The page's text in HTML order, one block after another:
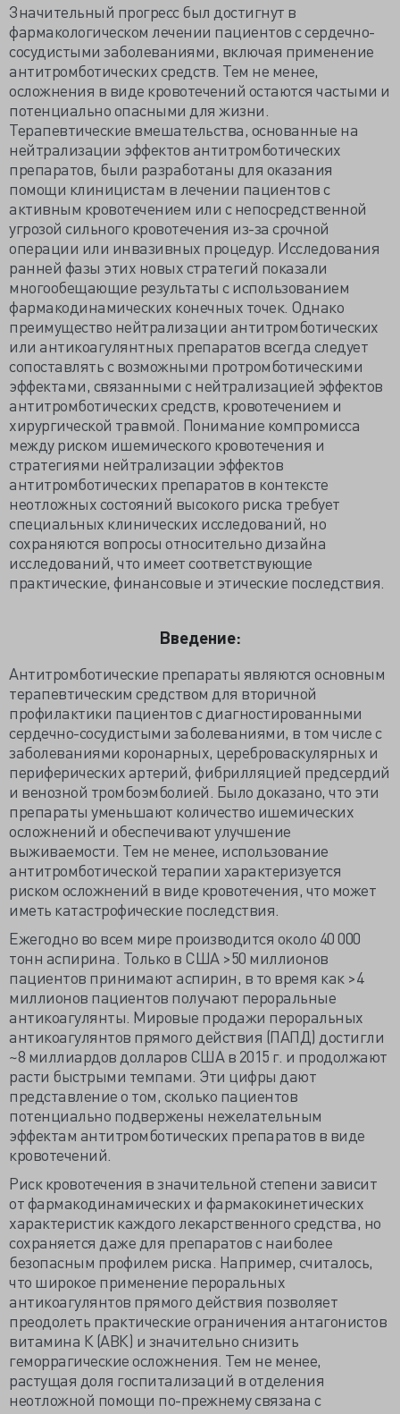
Значительный прогресс был достигнут в
фармакологическом лечении пациентов с сердечно-
сосудистыми заболеваниями, включая применение
антитромботических средств. Тем не менее,
осложнения в виде кровотечений остаются частыми и
потенциально опасными для жизни.
Терапевтические вмешательства, основанные на
нейтрализации эффектов антитромботических
препаратов, были разработаны для оказания
помощи клиницистам в лечении пациентов с
активным кровотечением или с непосредственной
угрозой сильного кровотечения из-за срочной
операции или инвазивных процедур. Исследования
ранней фазы этих новых стратегий показали
многообещающие результаты с использованием
фармакодинамических конечных точек. Однако
преимущество нейтрализации антитромботических
или антикоагулянтных препаратов всегда следует
сопоставлять с возможными протромботическими
эффектами, связанными с нейтрализацией эффектов
антитромботических средств, кровотечением и
хирургической травмой. Понимание компромисса
между риском ишемического кровотечения и
стратегиями нейтрализации эффектов
антитромботических препаратов в контексте
неотложных состояний высокого риска требует
специальных клинических исследований, но
сохраняются вопросы относительно дизайна
исследований, что имеет соответствующие
практические, финансовые и этические последствия.
Введение:
Антитромботические препараты являются основным
терапевтическим средством для вторичной
профилактики пациентов с диагностированными
сердечно-сосудистыми заболеваниями, в том числе с
заболеваниями коронарных, цереброваскулярных и
периферических артерий, фибрилляцией предсердий
и венозной тромбоэмболией. Было доказано, что эти
препараты уменьшают количество ишемических
осложнений и обеспечивают улучшение
выживаемости. Тем не менее, использование
антитромботической терапии характеризуется
риском осложнений в виде кровотечения, что может
иметь катастрофические последствия.
Ежегодно во всем мире производится около 40 000
тонн аспирина. Только в США >50 миллионов
пациентов принимают аспирин, в то время как >4
миллионов пациентов получают пероральные
антикоагулянты. Мировые продажи пероральных
антикоагулянтов прямого действия (ПАПД) достигли
~8 миллиардов долларов США в 2015 г. и продолжают
расти быстрыми темпами. Эти цифры дают
представление о том, сколько пациентов
потенциально подвержены нежелательным
эффектам антитромботических препаратов в виде
кровотечений.
Риск кровотечения в значительной степени зависит
от фармакодинамических и фармакокинетических
характеристик каждого лекарственного средства, но
сохраняется даже для препаратов с наиболее
безопасным профилем риска. Например, считалось,
что широкое применение пероральных
антикоагулянтов прямого действия позволяет
преодолеть практические ограничения антагонистов
витамина К (АВК) и значительно снизить
геморрагические осложнения. Тем не менее,
растущая доля госпитализаций в отделения
неотложной помощи по-прежнему связана с